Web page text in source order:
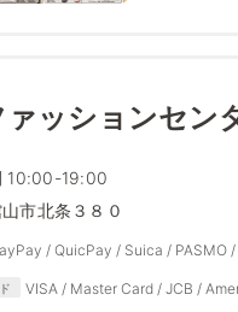
ァッションセン
10:00-19:00
市北条３８０
/ QuicPay / Suica / PASMO
VISA / Master Card / JCB /